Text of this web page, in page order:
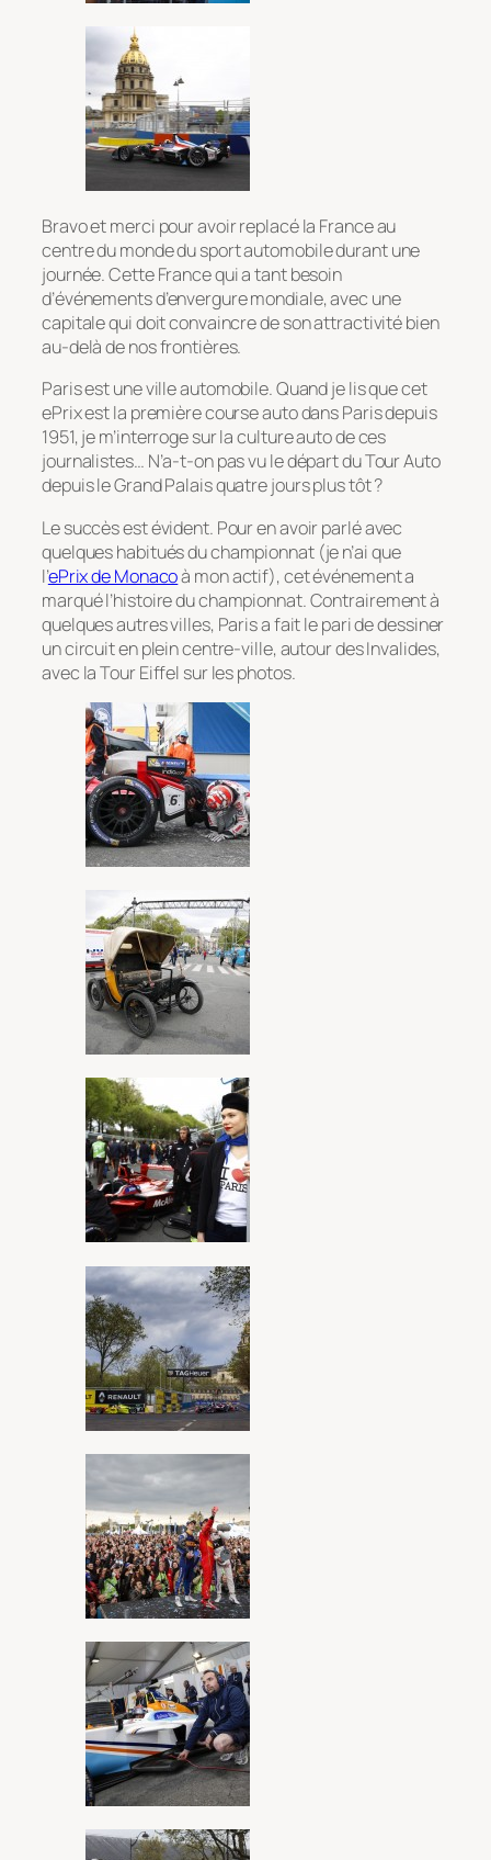
Bravo et merci pour avoir replacé la France au
centre du monde du sport automobile durant une
journée. Cette France qui a tant besoin
d’événements d’envergure mondiale, avec une
capitale qui doit convaincre de son attractivité bien
au-delà de nos frontières.
Paris est une ville automobile. Quand je lis que cet
ePrix est la première course auto dans Paris depuis
1951, je m’interroge sur la culture auto de ces
journalistes… N’a-t-on pas vu le départ du Tour Auto
depuis le Grand Palais quatre jours plus tôt ?
Le succès est évident. Pour en avoir parlé avec
quelques habitués du championnat (je n’ai que
l’ePrix de Monacoà mon actif), cet événement a
marqué l’histoire du championnat. Contrairement à
quelques autres villes, Paris a fait le pari de dessiner
un circuit en plein centre-ville, autour des Invalides,
avec la Tour Eiffel sur les photos.